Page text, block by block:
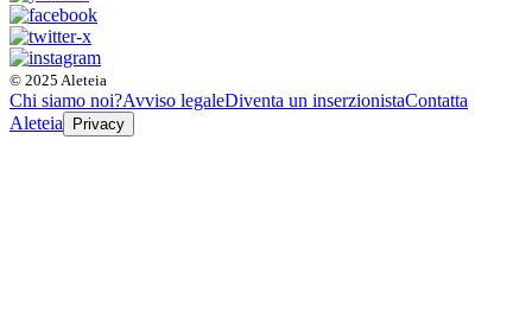
© 2025 Aleteia
Chi siamo noi?Avviso legaleDiventa un inserzionistaContatta
Aleteia
Privacy